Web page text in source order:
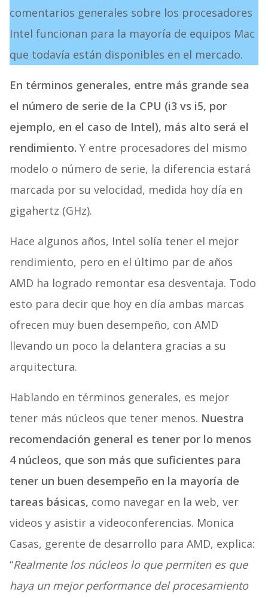
comentarios generales sobre los procesadores
Intel funcionan para la mayoría de equipos Mac
que todavía están disponibles en el mercado.
En términos generales, entre más grande sea
el número de serie de la CPU (i3 vs i5, por
ejemplo, en el caso de Intel), más alto será el
rendimiento. Y entre procesadores del mismo
modelo o número de serie, la diferencia estará
marcada por su velocidad, medida hoy día en
gigahertz (GHz).
Hace algunos años, Intel solía tener el mejor
rendimiento, pero en el último par de años
AMD ha logrado remontar esa desventaja. Todo
esto para decir que hoy en día ambas marcas
ofrecen muy buen desempeño, con AMD
llevando un poco la delantera gracias a su
arquitectura.
Hablando en términos generales, es mejor
tener más núcleos que tener menos. Nuestra
recomendación general es tener por lo menos
4 núcleos, que son más que suficientes para
tener un buen desempeño en la mayoría de
tareas básicas, como navegar en la web, ver
videos y asistir a videoconferencias. Monica
Casas, gerente de desarrollo para AMD, explica:
“Realmente los núcleos lo que permiten es que
haya un mejor performance del procesamiento